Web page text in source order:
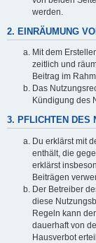
werden.
2. EINRÄUMUNG
Mit dem
zeitlich und
Beitrag im
Das
Kündigung des
3. PFLICHTEN DES
Du erklärst mit
enthält, die
erklärst
Beiträgen
Der Betreiber
diese
Regeln kann
dauerhaft von
Hausverbot